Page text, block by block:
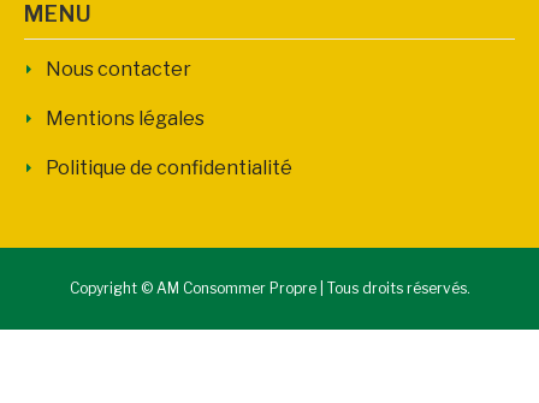
MENU
Nous contacter
Mentions légales
Politique de confidentialité
Copyright © AM Consommer Propre | Tous droits réservés.